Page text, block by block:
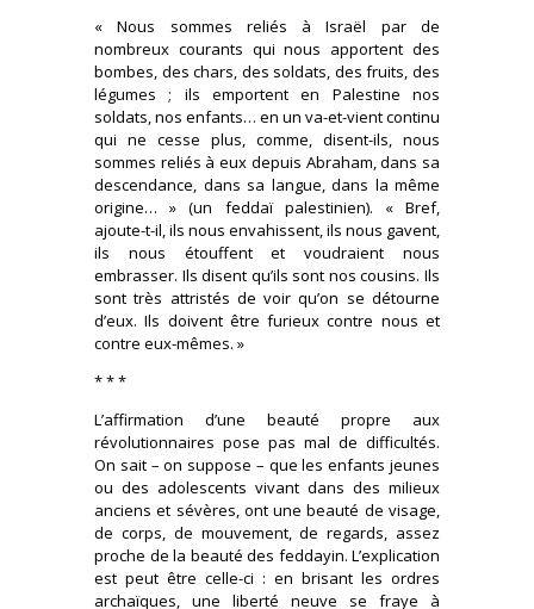
« Nous sommes reliés à Israël par de
nombreux courants qui nous apportent des
bombes, des chars, des soldats, des fruits, des
légumes ; ils emportent en Palestine nos
soldats, nos enfants… en un va-et-vient continu
qui ne cesse plus, comme, disent-ils, nous
sommes reliés à eux depuis Abraham, dans sa
descendance, dans sa langue, dans la même
origine… » (un feddaï palestinien). « Bref,
ajoute-t-il, ils nous envahissent, ils nous gavent,
ils nous étouffent et voudraient nous
embrasser. Ils disent qu’ils sont nos cousins. Ils
sont très attristés de voir qu’on se détourne
d’eux. Ils doivent être furieux contre nous et
contre eux-mêmes. »
* * *
L’affirmation d’une beauté propre aux
révolutionnaires pose pas mal de difficultés.
On sait – on suppose – que les enfants jeunes
ou des adolescents vivant dans des milieux
anciens et sévères, ont une beauté de visage,
de corps, de mouvement, de regards, assez
proche de la beauté des feddayin. L’explication
est peut être celle-ci : en brisant les ordres
archaïques, une liberté neuve se fraye à